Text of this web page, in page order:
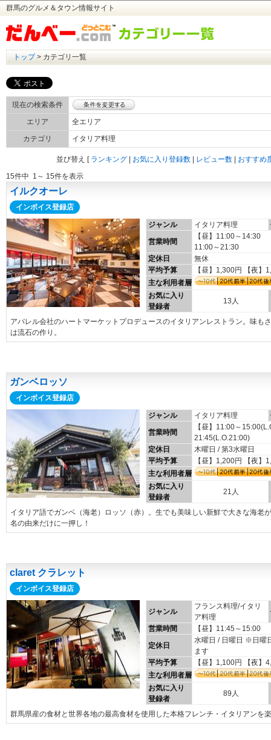
群馬のグルメ＆タウン情報サイト
トップ> カテゴリ一覧
現在の検索条件
エリア
全エリア
カテゴリ
イタリア料理
おすすめ
レビュー数
お気に入り登録数
ランキング
[
並び替え
15件中 1～ 15件を表示
イルクオーレ
インボイス登録店
ジャンル イタリア料理
営業時間
【昼】11:00～14:30
11:00～21:30
定休日
無休
平均予算
【昼】1,300円 【夜】
主な利用者層
お気に入り
登録者
13人
アパレル会社のハートマーケットプロデュースのイタリアンレストラン。味も
は流石の作り。
ガンベロッソ
インボイス登録店
ジャンル イタリア料理
営業時間
【昼】11:00～
21:45(L.O.21:00)
定休日
木曜日 / 第3水曜日
平均予算
【昼】1,200円 【夜】
主な利用者層
お気に入り
登録者
21人
イタリア語でガンベ（海老）ロッソ（赤）。生でも美味しい新鮮で大きな海老
名の由来だけに一押し！
claret クラレット
インボイス登録店
ジャンル
フランス料理/イタリ
ア料理
営業時間
【昼】11:45～15:00
定休日
水曜日 / 日曜日 ※日
ます
平均予算
【昼】1,100円 【夜】
主な利用者層
お気に入り
登録者
89人
群馬県産の食材と世界各地の最高食材を使用した本格フレンチ・イタリアンを